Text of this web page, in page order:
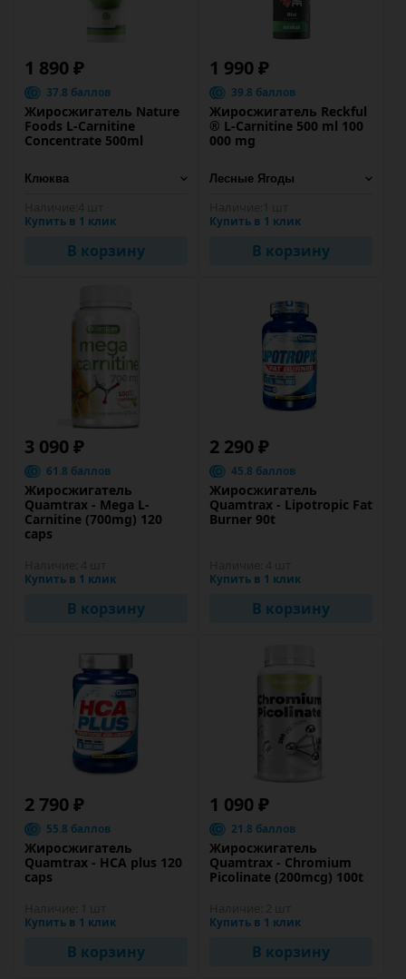
1 890 ₽
37.8 баллов
Жиросжигатель Nature
Foods L-Carnitine
Concentrate 500ml
Купить в 1 клик
В корзину
1 990 ₽
39.8 баллов
Жиросжигатель Reckful
® L-Carnitine 500 ml 100
000 mg
Купить в 1 клик
В корзину
3 090 ₽
61.8 баллов
Жиросжигатель
Quamtrax - Mega L-
Carnitine (700mg) 120
caps
Купить в 1 клик
В корзину
2 290 ₽
45.8 баллов
Жиросжигатель
Quamtrax - Lipotropic Fat
Burner 90t
Купить в 1 клик
В корзину
2 790 ₽
55.8 баллов
Жиросжигатель
Quamtrax - HCA plus 120
caps
Купить в 1 клик
В корзину
1 090 ₽
21.8 баллов
Жиросжигатель
Quamtrax - Chromium
Picolinate (200mcg) 100t
Купить в 1 клик
В корзину